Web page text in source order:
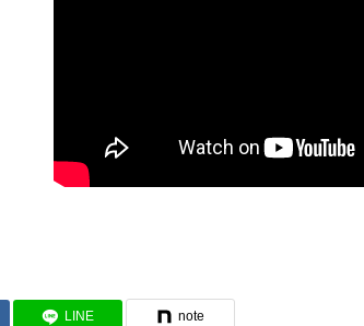
LINE note